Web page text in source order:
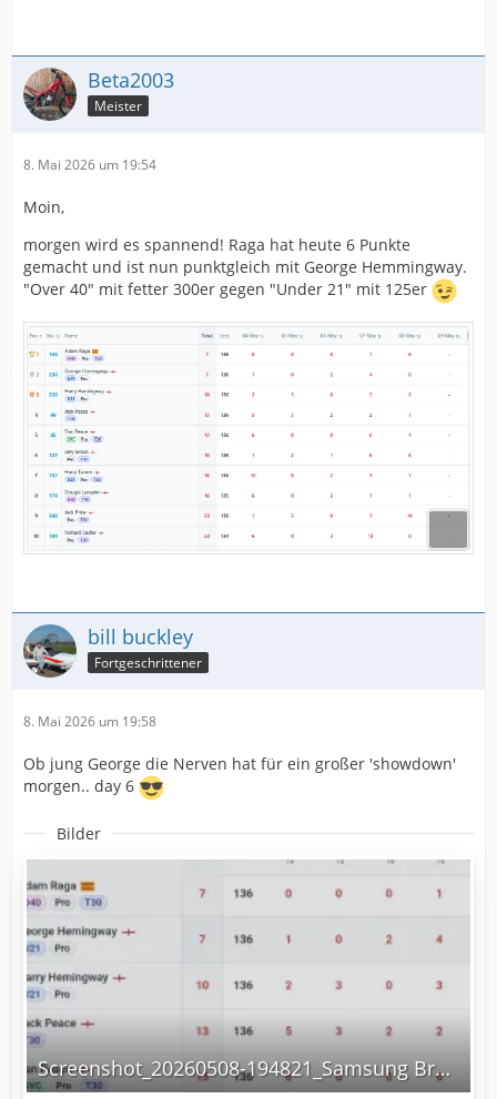
Beta2003
Meister
8. Mai 2026 um 19:54
Moin,
morgen wird es spannend! Raga hat heute 6 Punkte
gemacht und ist nun punktgleich mit George Hemmingway.
"Over 40" mit fetter 300er gegen "Under 21" mit 125er
bill buckley
Fortgeschrittener
8. Mai 2026 um 19:58
Ob jung George die Nerven hat für ein großer 'showdown'
morgen.. day 6
Bilder
Screenshot_20260508-194821_Samsung Browser.jpg